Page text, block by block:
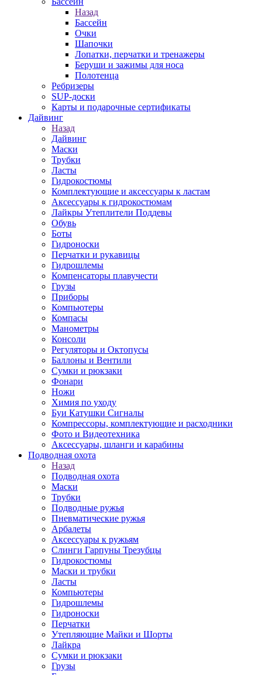
Назад
Бассейн
Очки
Шапочки
Лопатки, перчатки и тренажеры
Беруши и зажимы для носа
Полотенца
Ребризеры
SUP-доски
Карты и подарочные сертификаты
Дайвинг
Назад
Дайвинг
Маски
Трубки
Ласты
Гидрокостюмы
Комплектующие и аксессуары к ластам
Аксессуары к гидрокостюмам
Лайкры Утеплители Поддевы
Обувь
Боты
Гидроноски
Перчатки и рукавицы
Гидрошлемы
Компенсаторы плавучести
Грузы
Приборы
Компьютеры
Компасы
Манометры
Консоли
Регуляторы и Октопусы
Баллоны и Вентили
Сумки и рюкзаки
Фонари
Ножи
Химия по уходу
Буи Катушки Сигналы
Компрессоры, комплектующие и расходники
Фото и Видеотехника
Аксессуары, шланги и карабины
Подводная охота
Назад
Подводная охота
Маски
Трубки
Подводные ружья
Пневматические ружья
Арбалеты
Аксессуары к ружьям
Слинги Гарпуны Трезубцы
Гидрокостюмы
Маски и трубки
Ласты
Компьютеры
Гидрошлемы
Гидроноски
Перчатки
Утепляющие Майки и Шорты
Лайкра
Сумки и рюкзаки
Грузы